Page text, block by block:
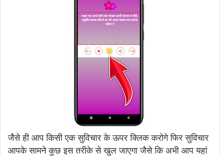
जैसे ही आप किसी एक सुविचार के ऊपर क्लिक करोगे फिर सुविचार
आपके सामने कुछ इस तरीके से खुल जाएगा जैसे कि अभी आप यहां